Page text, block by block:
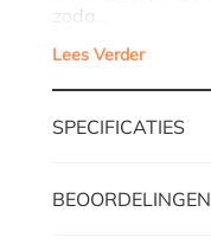
zoda…
Lees Verder
SPECIFICATIES
BEOORDELINGEN